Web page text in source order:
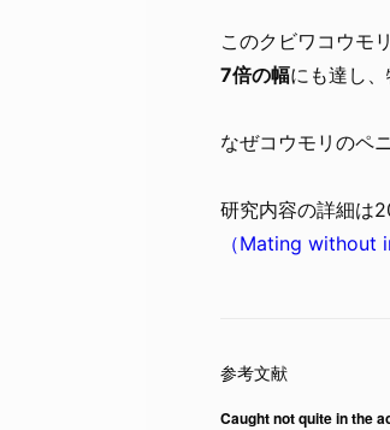
このクビワコウモ
7倍の幅にも達し
なぜコウモリのペ
研究内容の詳細は
（Mating without
Caught not quite in the